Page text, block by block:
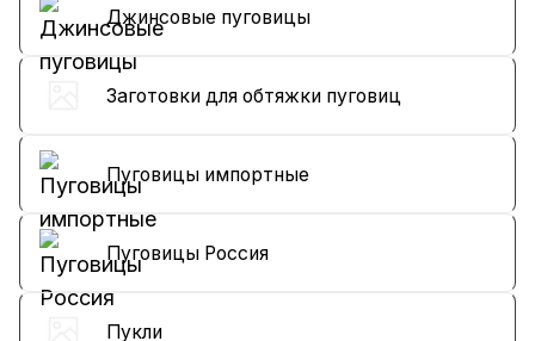
Джинсовые пуговицы
Заготовки для обтяжки пуговиц
Пуговицы импортные
Пуговицы Россия
Пукли